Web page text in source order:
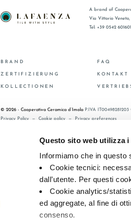
Questo sito web utilizza i
Informiamo che in questo
Cookie tecnici:
dall’utente. Per questi
Cookie analytics/
ed aggregate, al fine di
consenso.
A brand of
Via Vittorio
Tel: +39 0542 601601
BRAND
ZERTIFIZIERUNG
KOLLECTIONEN
FAQ
KONTAKT
© 2026 - Cooperativa Ceramica d’Imola P.IVA
Privacy Policy —Cookie policy — Privacy preferences